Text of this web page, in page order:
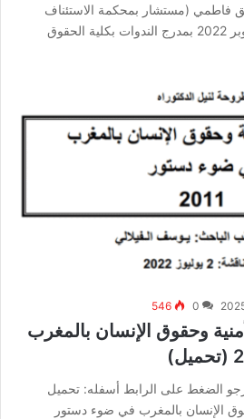
فاطمي (مستشار بمحكمة الاستئناف
بوجدة) يومه السبت فاتح اكتوبر 2022 بمدرج الندوات بكلية الحقوق
0
546
وحقوق الإنسان بالمغرب
الضغط على الرابط أسفله: تحميل
الإنسان بالمغرب في ضوء دستور